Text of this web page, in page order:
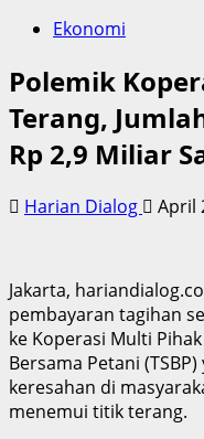
Ekonomi
Polemik
Terang,
Rp 2,9 Miliar
Harian Dialog April
Jakarta,
pembayaran tagihan
ke Koperasi Multi
Bersama Petani
keresahan di
menemui titik terang.